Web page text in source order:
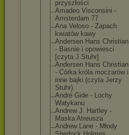
przyszłości
Amadeo Visconsini -
Amsterdam 77
Ana Veloso - Zapach
kwiatów kawy
Andersen Hans Christian
- Basnie i opowiesci
[czyta J.Stuhr]
Andersen Hans Christian
- Córka króla moczarów i
inne bajki (czyta Jerzy
Stuhr)
André Gide - Lochy
Watykanu
Andrew J. Hartley -
Maska Atreusza
Andrew Lane - Młody